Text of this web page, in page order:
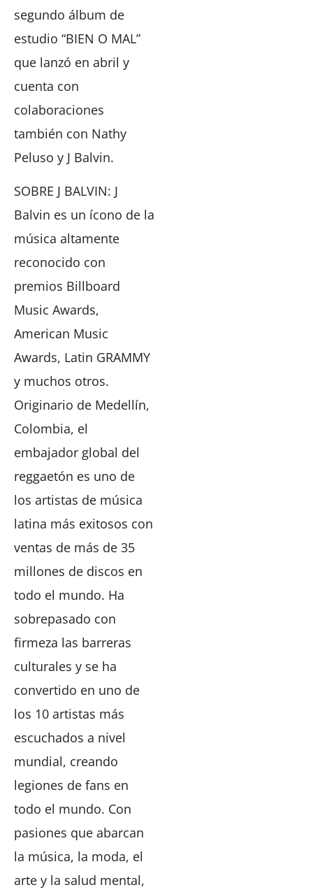
segundo álbum de
estudio “BIEN O MAL”
que lanzó en abril y
cuenta con
colaboraciones
también con Nathy
Peluso y J Balvin.
SOBRE J BALVIN: J
Balvin es un ícono de la
música altamente
reconocido con
premios Billboard
Music Awards,
American Music
Awards, Latin GRAMMY
y muchos otros.
Originario de Medellín,
Colombia, el
embajador global del
reggaetón es uno de
los artistas de música
latina más exitosos con
ventas de más de 35
millones de discos en
todo el mundo. Ha
sobrepasado con
firmeza las barreras
culturales y se ha
convertido en uno de
los 10 artistas más
escuchados a nivel
mundial, creando
legiones de fans en
todo el mundo. Con
pasiones que abarcan
la música, la moda, el
arte y la salud mental,